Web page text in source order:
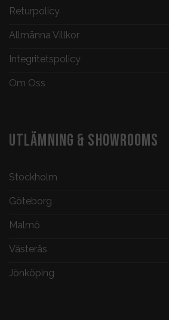
Returpolicy
Allmänna Villkor
Integritetspolicy
Om Oss
UTLÄMNING & SHOWROOMS
Stockholm
Göteborg
Malmö
Västerås
Jönköping